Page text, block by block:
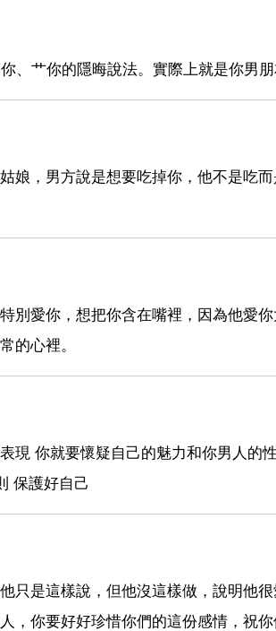
、艹你的隱晦說法。實際上就是你男朋
娘，男方說是想要吃掉你，他不是吃
別愛你，想把你含在嘴裡，因為他愛
的心裡。
現 你就要懷疑自己的魅力和你男人的
保護好自己
只是這樣說，但他沒這樣做，說明他
，你要好好珍惜你們的這份感情，祝你